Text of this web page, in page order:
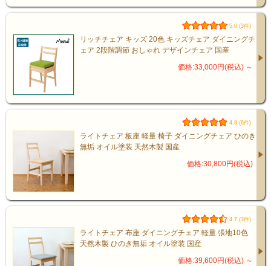
5.0 (3件)
リッチチェア キッズ 20色 キッズチェア ダイニングチ
ェア 2段階調節 おしゃれ デザインチェア 国産
価格:33,000円(税込) ～
4.8 (6件)
ライトチェア 板座 軽量 椅子 ダイニングチェア ひのき
無垢 オイル塗装 天然木製 国産
価格:30,800円(税込)
4.7 (3件)
ライトチェア 布座 ダイニングチェア 軽量 張地10色
天然木製 ひのき無垢 オイル塗装 国産
価格:39,600円(税込) ～